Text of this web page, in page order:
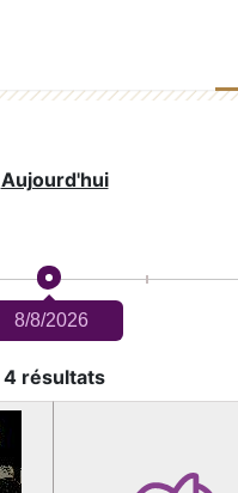
Aujourd'hui
8/8/2026
4 résultats